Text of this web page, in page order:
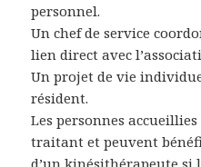
personnel.
Un chef de service
lien direct avec
Un projet de vie
résident.
Les personnes
traitant et peuvent
d’un kinésithérapeute